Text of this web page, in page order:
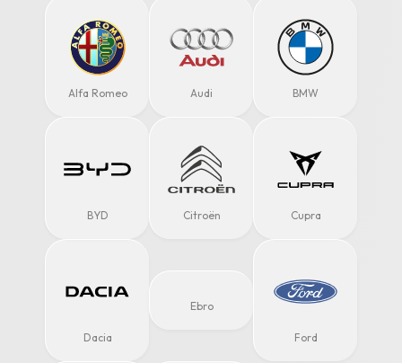
Alfa Romeo Audi BMW
BYD Citroën Cupra
Dacia
Ebro
Ford